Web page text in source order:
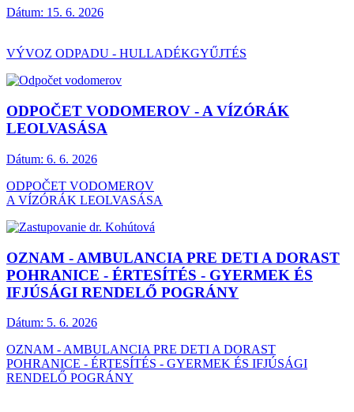
Dátum: 15. 6. 2026
VÝVOZ ODPADU - HULLADÉKGYŰJTÉS
ODPOČET VODOMEROV - A VÍZÓRÁK
LEOLVASÁSA
Dátum: 6. 6. 2026
ODPOČET VODOMEROV
A VÍZÓRÁK LEOLVASÁSA
OZNAM - AMBULANCIA PRE DETI A DORAST
POHRANICE - ÉRTESÍTÉS - GYERMEK ÉS
IFJÚSÁGI RENDELŐ POGRÁNY
Dátum: 5. 6. 2026
OZNAM - AMBULANCIA PRE DETI A DORAST
POHRANICE - ÉRTESÍTÉS - GYERMEK ÉS IFJÚSÁGI
RENDELŐ POGRÁNY